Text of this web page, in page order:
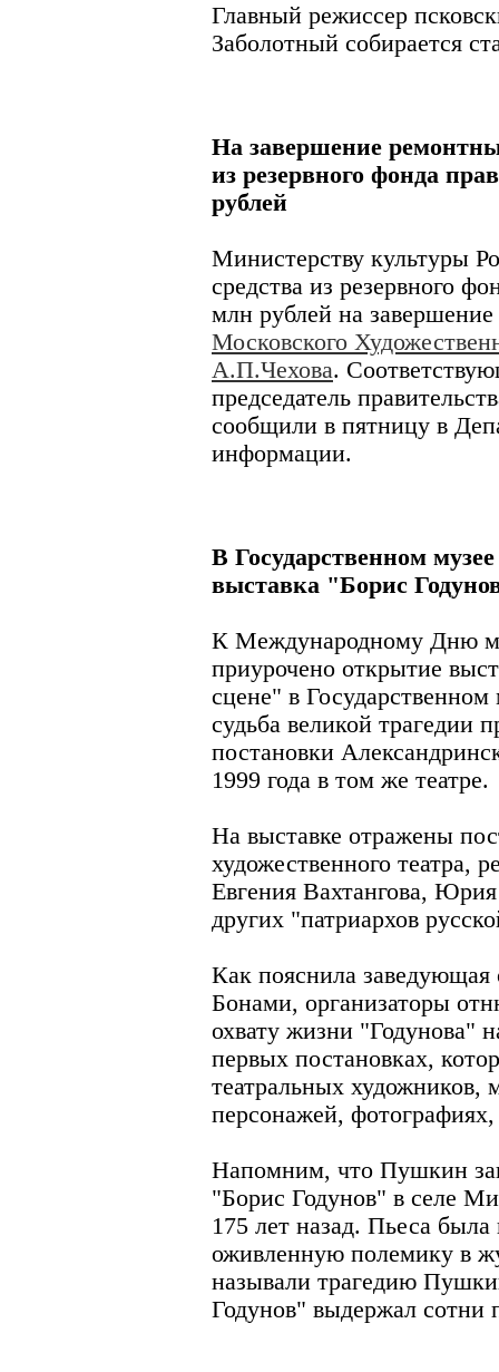
Главный режиссер
Заболотный собирается
На завершение
из резервного фонда
рублей
Министерству культуры
средства из резервного
млн рублей на
Московского
А.П.Чехова.
председатель
сообщили в пятницу в
информации.
В Государственном
выставка "Борис
К Международному Дню
приурочено открытие
сцене" в
судьба великой трагедии
постановки
1999 года в том же театре.
На выставке отражены
художественного театра,
Евгения Вахтангова,
других "патриархов
Как пояснила
Бонами, организаторы
охвату жизни "Годунова"
первых постановках,
театральных художников,
персонажей,
Напомним, что Пушкин
"Борис Годунов" в селе
175 лет назад. Пьеса была
оживленную полемику в
называли трагедию
Годунов" выдержал сотни